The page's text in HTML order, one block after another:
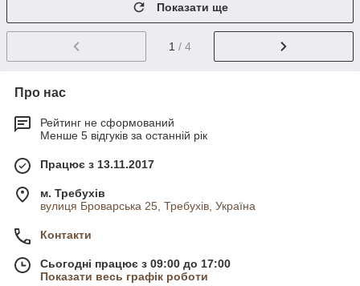
Показати ще
1 / 4
Про нас
Рейтинг не сформований
Менше 5 відгуків за останній рік
Працює з 13.11.2017
м. Требухів
вулиця Броварська 25, Требухів, Україна
Контакти
Сьогодні працює з 09:00 до 17:00
Показати весь графік роботи